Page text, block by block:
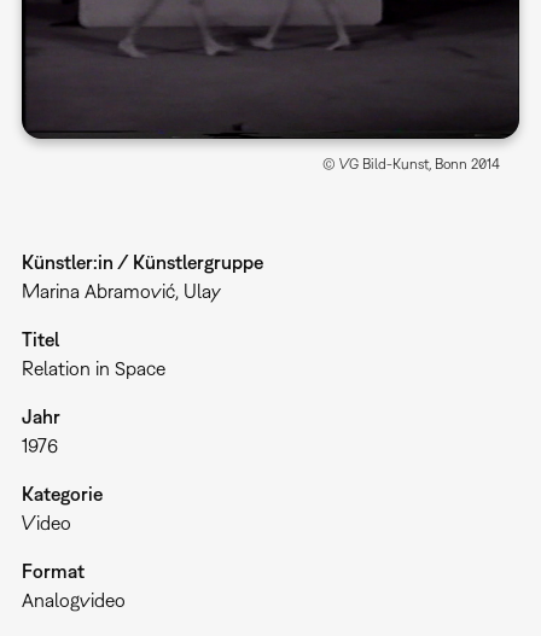
© VG Bild-Kunst, Bonn 2014
Künstler:in / Künstlergruppe
Marina Abramović, Ulay
Titel
Relation in Space
Jahr
1976
Kategorie
Video
Format
Analogvideo